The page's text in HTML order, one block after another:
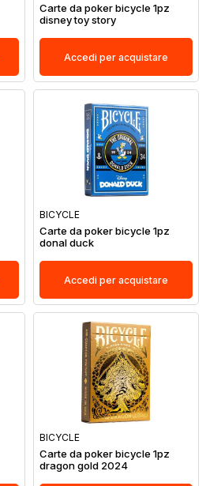
Carte da poker bicycle 1pz
disney toy story
Accedi per acquistare
BICYCLE
Carte da poker bicycle 1pz
donal duck
Accedi per acquistare
BICYCLE
Carte da poker bicycle 1pz
dragon gold 2024